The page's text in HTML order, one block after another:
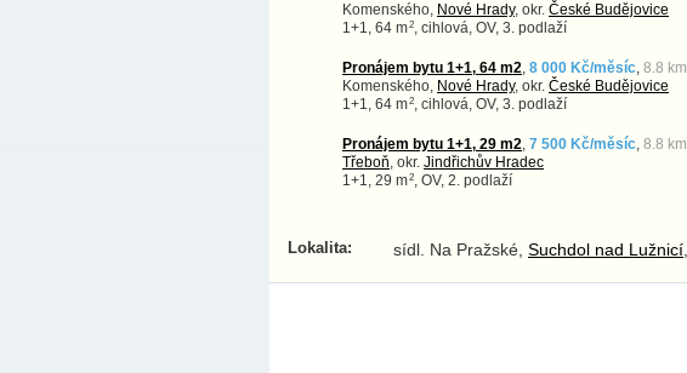
Komenského, Nové Hrady, okr. České Budějovice
1+1, 64 m2 , cihlová, OV, 3. podlaží
Pronájem bytu 1+1, 64 m2 8 000 Kč/měsíc 8.8 km
Komenského, Nové Hrady, okr. České Budějovice
1+1, 64 m2 , cihlová, OV, 3. podlaží
Pronájem bytu 1+1, 29 m2 7 500 Kč/měsíc 8.8 km
Třeboň , okr. Jindřichův Hradec
1+1, 29 m2 , OV, 2. podlaží
Lokalita: sídl. Na Pražské, Suchdol nad Lužnicí